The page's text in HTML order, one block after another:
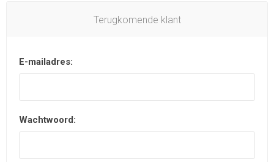
Terugkomende klant
E-mailadres:
Wachtwoord: